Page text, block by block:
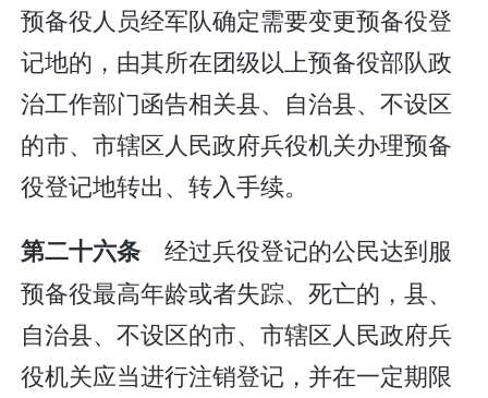
预备役人员经军队确定需要变更预备役登
记地的，由其所在团级以上预备役部队政
治工作部门函告相关县、自治县、不设区
的市、市辖区人民政府兵役机关办理预备
役登记地转出、转入手续。
第二十六条经过兵役登记的公民达到服
预备役最高年龄或者失踪、死亡的，县、
自治县、不设区的市、市辖区人民政府兵
役机关应当进行注销登记，并在一定期限